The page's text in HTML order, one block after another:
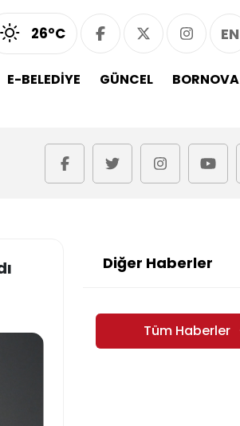
26°C EN
E-BELEDİYE GÜNCEL BORNOVA
Diğer Haberler
Tüm Haberler